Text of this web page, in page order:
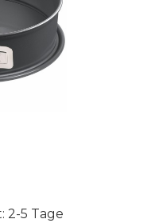
2-5 Tage